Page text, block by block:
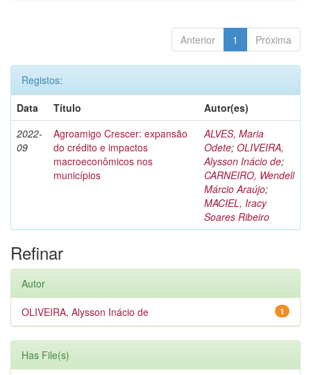
Anterior 1 Próxima
Registos:
Data
Título
Autor(es)
2022-
09
Agroamigo Crescer: expansão
do crédito e impactos
macroeconômicos nos
municípios
ALVES, Maria
Odete; OLIVEIRA,
Alysson Inácio de;
CARNEIRO, Wendell
Márcio Araújo;
MACIEL, Iracy
Soares Ribeiro
Refinar
Autor
1
OLIVEIRA, Alysson Inácio de
Has File(s)